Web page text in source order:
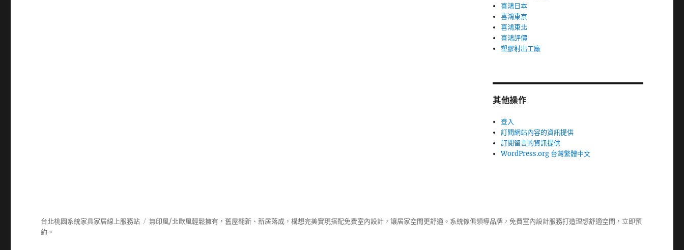
喜鴻日本
喜鴻東京
喜鴻東北
喜鴻評價
塑膠射出工廠
其他操作
登入
訂閱網站內容的資訊提供
訂閱留言的資訊提供
WordPress.org 台灣繁體中文
台北桃園系統家具家居線上服務站 無印風/北歐風輕鬆擁有，舊屋翻新、新居落成，構想完美實現搭配免費室內設計，讓居家空間更舒適。 系統傢俱領導品牌，免費室內設計服務打造理想舒適空間，立即預
約。